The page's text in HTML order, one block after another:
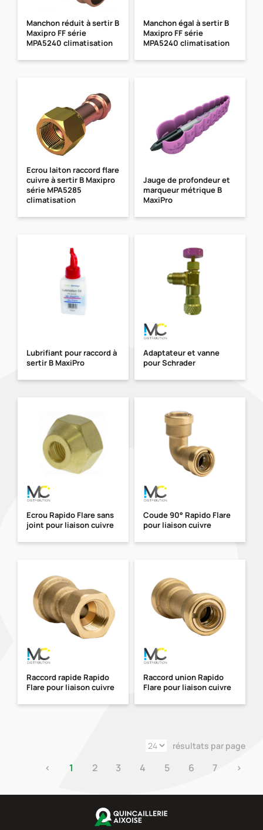
Manchon réduit à sertir B
Maxipro FF série
MPA5240 climatisation
Manchon égal à sertir B
Maxipro FF série
MPA5240 climatisation
Ecrou laiton raccord flare
cuivre à sertir B Maxipro
série MPA5285
climatisation
Jauge de profondeur et
marqueur métrique B
MaxiPro
Lubrifiant pour raccord à
sertir B MaxiPro
Adaptateur et vanne
pour Schrader
Ecrou Rapido Flare sans
joint pour liaison cuivre
Coude 90° Rapido Flare
pour liaison cuivre
Raccord rapide Rapido
Flare pour liaison cuivre
Raccord union Rapido
Flare pour liaison cuivre
résultats par page
‹ 1 2 3 4 5 6 7 ›